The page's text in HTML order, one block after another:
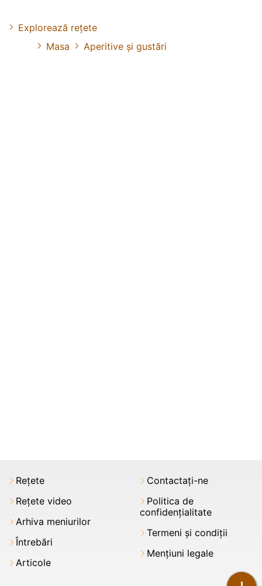
Explorează rețete
Masa
Aperitive și gustări
Rețete
Rețete video
Arhiva meniurilor
Întrebări
Articole
Contactați-ne
Politica de
confidențialitate
Termeni şi condiții
Mențiuni legale